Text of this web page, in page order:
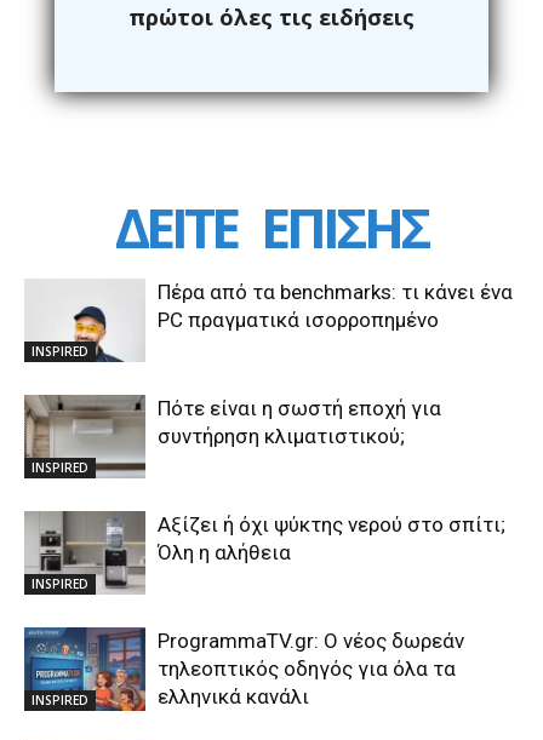
πρώτοι όλες τις ειδήσεις
ΔΕΙΤΕ ΕΠΙΣΗΣ
INSPIRED
Πέρα από τα benchmarks: τι κάνει ένα
PC πραγματικά ισορροπημένο
INSPIRED
Πότε είναι η σωστή εποχή για
συντήρηση κλιματιστικού;
INSPIRED
Αξίζει ή όχι ψύκτης νερού στο σπίτι;
Όλη η αλήθεια
INSPIRED
ProgrammaTV.gr: Ο νέος δωρεάν
τηλεοπτικός οδηγός για όλα τα
ελληνικά κανάλι